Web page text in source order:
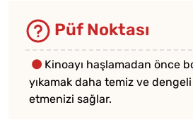
Püf Noktası
Kinoayı haşlamadan önce
yıkamak daha temiz ve
etmenizi sağlar.